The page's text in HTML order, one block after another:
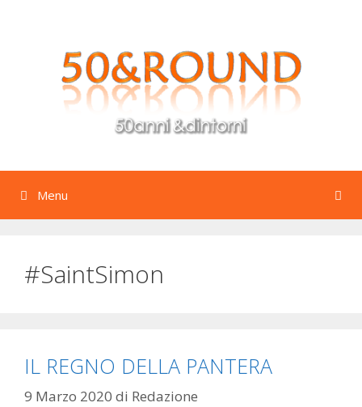
Menu
#SaintSimon
IL REGNO DELLA PANTERA
9 Marzo 2020 di Redazione